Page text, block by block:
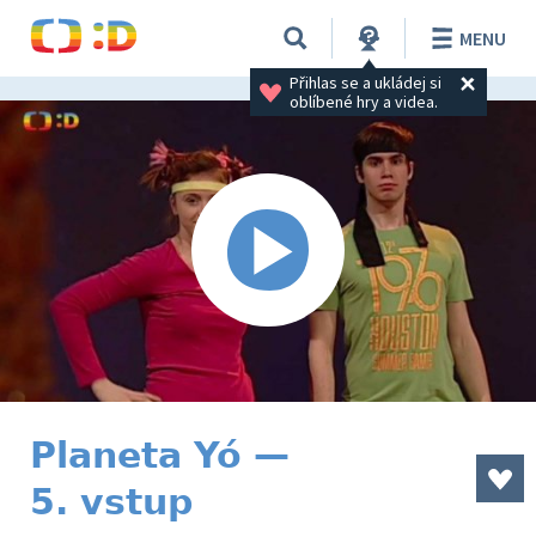
Přihlas se a ukládej si
oblíbené hry a videa.
MENU
Planeta Yó —
5. vstup